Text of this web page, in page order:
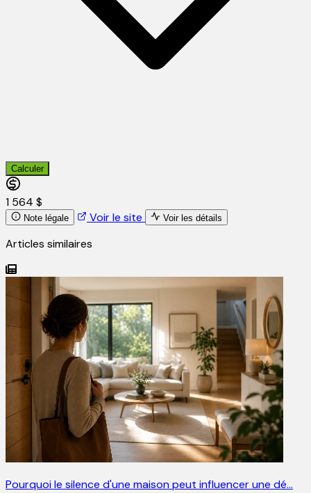
Calculer
1 564 $
Note légale Voir le site Voir les détails
Articles similaires
Pourquoi le silence d'une maison peut influencer une dé…